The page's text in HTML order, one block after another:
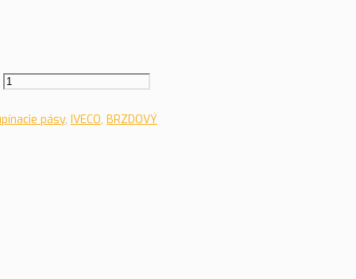
pásy, IVECO, BRZDOVÝ